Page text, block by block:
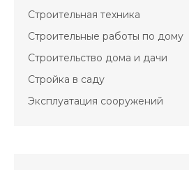
Строительная техника
Строительные работы по дому
Строительство дома и дачи
Стройка в саду
Эксплуатация сооружений